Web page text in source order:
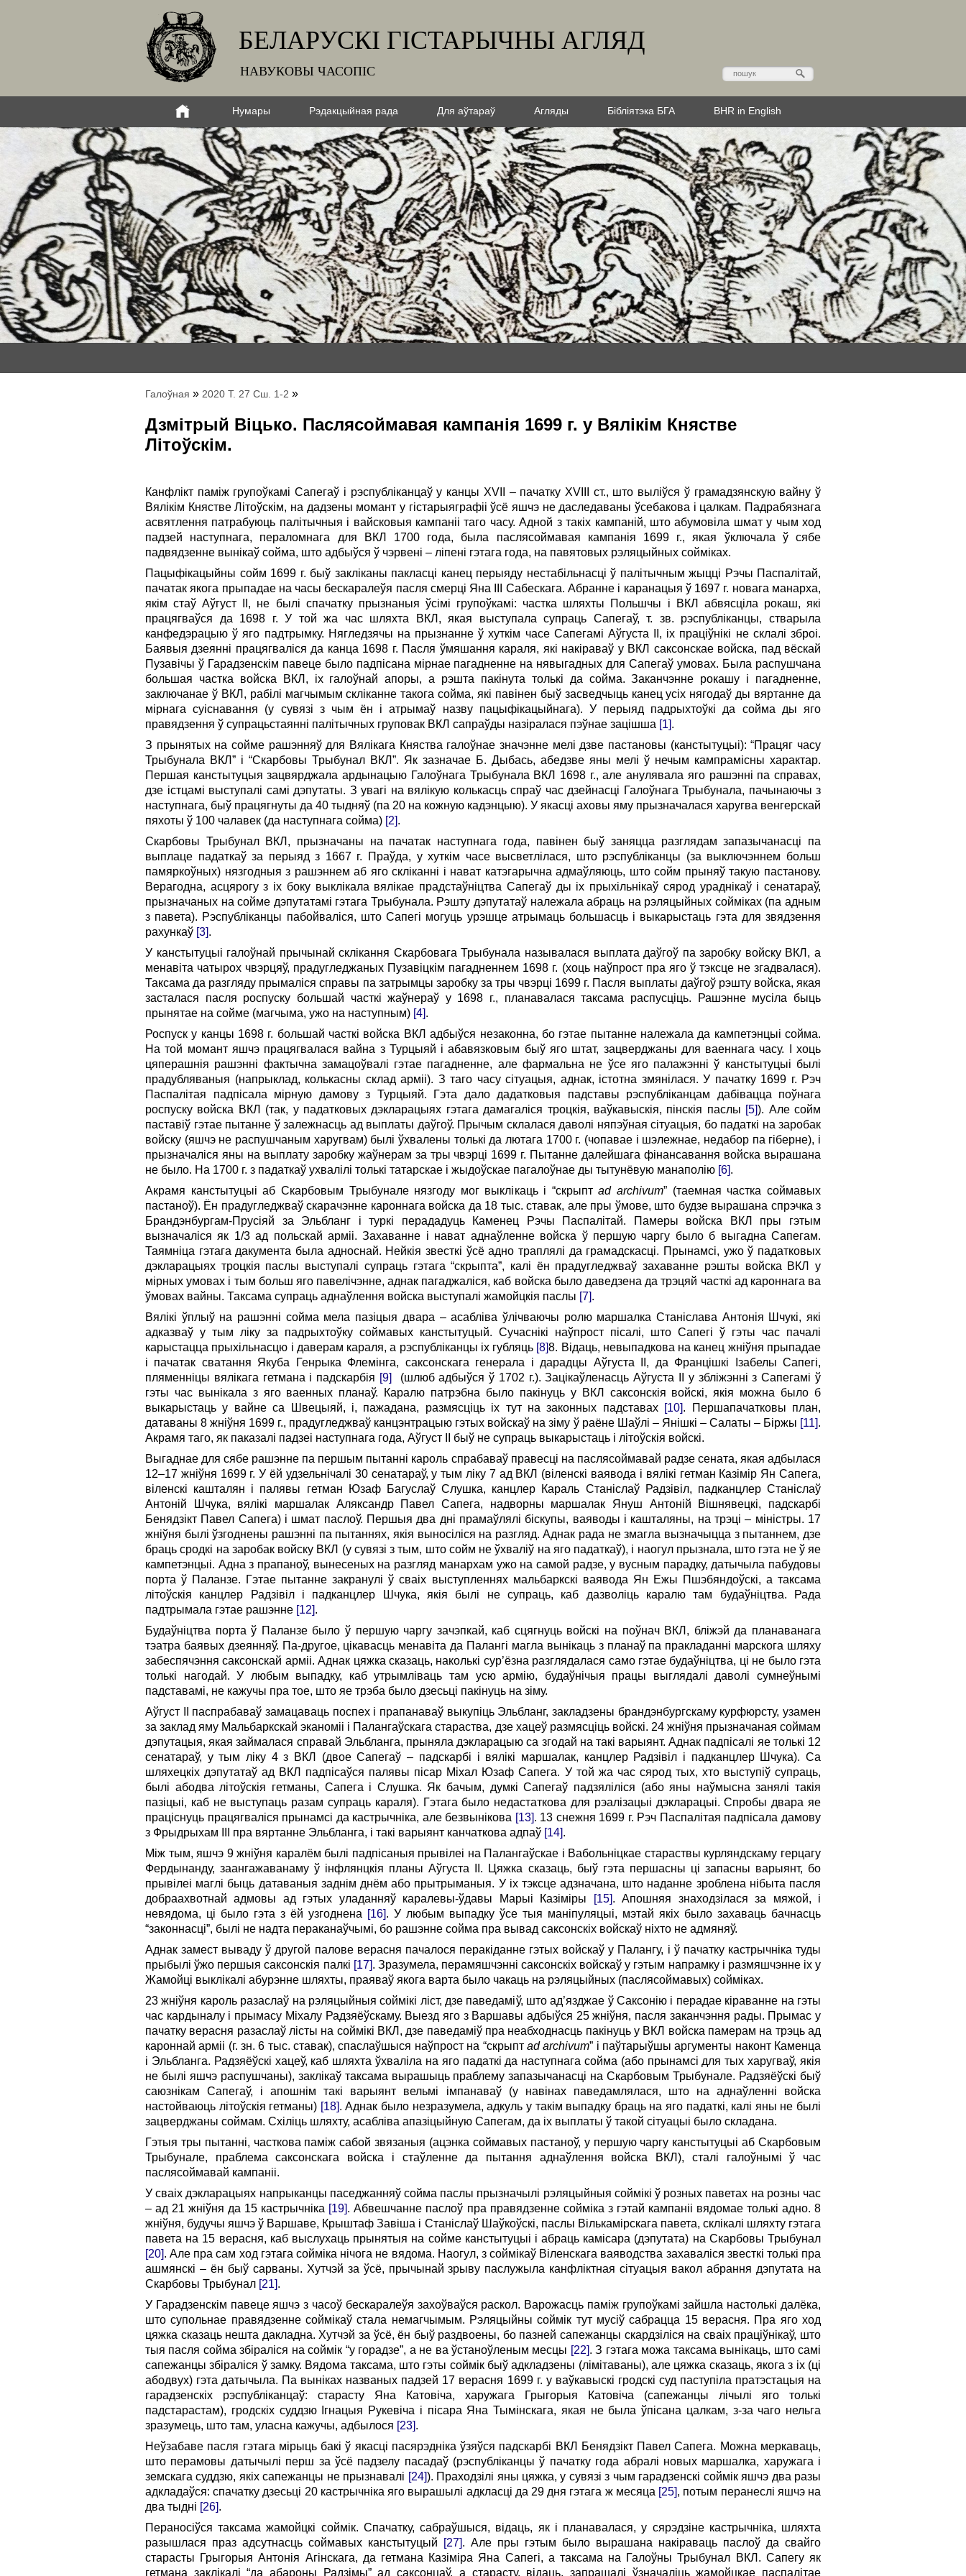
БЕЛАРУСКІ ГІСТАРЫЧНЫ АГЛЯД
НАВУКОВЫ ЧАСОПІС
Нумары Рэдакцыйная рада Для аўтараў Агляды Бібліятэка БГА BHR in English
Галоўная » 2020 Т. 27 Сш. 1-2 »
Дзмітрый Віцько. Паслясоймавая кампанія 1699 г. у Вялікім Княстве
Літоўскім.
Канфлікт паміж групоўкамі Сапегаў і рэспубліканцаў у канцы XVII – пачатку XVIII ст., што выліўся ў грамадзянскую вайну ў
Вялікім Княстве Літоўскім, на дадзены момант у гістарыяграфіі ўсё яшчэ не даследаваны ўсебакова і цалкам. Падрабязнага
асвятлення патрабуюць палітычныя і вайсковыя кампаніі таго часу. Адной з такіх кампаній, што абумовіла шмат у чым ход
падзей наступнага, пераломнага для ВКЛ 1700 года, была паслясоймавая кампанія 1699 г., якая ўключала ў сябе
падвядзенне вынікаў сойма, што адбыўся ў чэрвені – ліпені гэтага года, на павятовых рэляцыйных сойміках.
Пацыфікацыйны сойм 1699 г. быў закліканы пакласці канец перыяду нестабільнасці ў палітычным жыцці Рэчы Паспалітай,
пачатак якога прыпадае на часы бескаралеўя пасля смерці Яна ІІІ Сабескага. Абранне і каранацыя ў 1697 г. новага манарха,
якім стаў Аўгуст ІІ, не былі спачатку прызнаныя ўсімі групоўкамі: частка шляхты Польшчы і ВКЛ абвясціла рокаш, які
працягваўся да 1698 г. У той жа час шляхта ВКЛ, якая выступала супраць Сапегаў, т. зв. рэспубліканцы, стварыла
канфедэрацыю ў яго падтрымку. Нягледзячы на прызнанне ў хуткім часе Сапегамі Аўгуста ІІ, іх праціўнікі не склалі зброі.
Баявыя дзеянні працягваліся да канца 1698 г. Пасля ўмяшання караля, які накіраваў у ВКЛ саксонскае войска, пад вёскай
Пузавічы ў Гарадзенскім павеце было падпісана мірнае пагадненне на нявыгадных для Сапегаў умовах. Была распушчана
большая частка войска ВКЛ, іх галоўнай апоры, а рэшта пакінута толькі да сойма. Заканчэнне рокашу і пагадненне,
заключанае ў ВКЛ, рабілі магчымым скліканне такога сойма, які павінен быў засведчыць канец усіх нягодаў ды вяртанне да
мірнага суіснавання (у сувязі з чым ён і атрымаў назву пацыфікацыйнага). У перыяд падрыхтоўкі да сойма ды яго
правядзення ў супрацьстаянні палітычных груповак ВКЛ сапраўды назіралася пэўнае зацішша [1].
З прынятых на сойме рашэнняў для Вялікага Княства галоўнае значэнне мелі дзве пастановы (канстытуцыі): “Працяг часу
Трыбунала ВКЛ” і “Скарбовы Трыбунал ВКЛ”. Як зазначае Б. Дыбась, абедзве яны мелі ў нечым кампрамісны характар.
Першая канстытуцыя зацвярджала ардынацыю Галоўнага Трыбунала ВКЛ 1698 г., але анулявала яго рашэнні па справах,
дзе істцамі выступалі самі дэпутаты. З увагі на вялікую колькасць спраў час дзейнасці Галоўнага Трыбунала, пачынаючы з
наступнага, быў працягнуты да 40 тыдняў (па 20 на кожную кадэнцыю). У якасці аховы яму прызначалася харугва венгерскай
пяхоты ў 100 чалавек (да наступнага сойма) [2].
Скарбовы Трыбунал ВКЛ, прызначаны на пачатак наступнага года, павінен быў заняцца разглядам запазычанасці па
выплаце падаткаў за перыяд з 1667 г. Праўда, у хуткім часе высветлілася, што рэспубліканцы (за выключэннем больш
памяркоўных) нязгодныя з рашэннем аб яго скліканні і нават катэгарычна адмаўляюць, што сойм прыняў такую пастанову.
Верагодна, асцярогу з іх боку выклікала вялікае прадстаўніцтва Сапегаў ды іх прыхільнікаў сярод ураднікаў і сенатараў,
прызначаных на сойме дэпутатамі гэтага Трыбунала. Рэшту дэпутатаў належала абраць на рэляцыйных сойміках (па адным
з павета). Рэспубліканцы пабойваліся, што Сапегі могуць урэшце атрымаць большасць і выкарыстаць гэта для звядзення
рахункаў [3].
У канстытуцыі галоўнай прычынай склікання Скарбовага Трыбунала называлася выплата даўгоў па заробку войску ВКЛ, а
менавіта чатырох чвэрцяў, прадугледжаных Пузавіцкім пагадненнем 1698 г. (хоць наўпрост пра яго ў тэксце не згадвалася).
Таксама да разгляду прымаліся справы па затрымцы заробку за тры чвэрці 1699 г. Пасля выплаты даўгоў рэшту войска, якая
засталася пасля роспуску большай часткі жаўнераў у 1698 г., планавалася таксама распусціць. Рашэнне мусіла быць
прынятае на сойме (магчыма, ужо на наступным) [4].
Роспуск у канцы 1698 г. большай часткі войска ВКЛ адбыўся незаконна, бо гэтае пытанне належала да кампетэнцыі сойма.
На той момант яшчэ працягвалася вайна з Турцыяй і абавязковым быў яго штат, зацверджаны для ваеннага часу. І хоць
цяперашнія рашэнні фактычна замацоўвалі гэтае пагадненне, але фармальна не ўсе яго палажэнні ў канстытуцыі былі
прадубляваныя (напрыклад, колькасны склад арміі). З таго часу сітуацыя, аднак, істотна змянілася. У пачатку 1699 г. Рэч
Паспалітая падпісала мірную дамову з Турцыяй. Гэта дало дадатковыя падставы рэспубліканцам дабівацца поўнага
роспуску войска ВКЛ (так, у падатковых дэкларацыях гэтага дамагаліся троцкія, ваўкавыскія, пінскія паслы [5]). Але сойм
паставіў гэтае пытанне ў залежнасць ад выплаты даўгоў. Прычым склалася даволі няпэўная сітуацыя, бо падаткі на заробак
войску (яшчэ не распушчаным харугвам) былі ўхвалены толькі да лютага 1700 г. (чопавае і шэлежнае, недабор па гіберне), і
прызначаліся яны на выплату заробку жаўнерам за тры чвэрці 1699 г. Пытанне далейшага фінансавання войска вырашана
не было. На 1700 г. з падаткаў ухвалілі толькі татарскае і жыдоўскае пагалоўнае ды тытунёвую манаполію [6].
Акрамя канстытуцыі аб Скарбовым Трыбунале нязгоду мог выклікаць і “скрыптad archivum” (таемная частка соймавых
пастаноў). Ён прадугледжваў скарачэнне кароннага войска да 18 тыс. ставак, але пры ўмове, што будзе вырашана спрэчка з
Брандэнбургам-Прусіяй за Эльбланг і туркі перададуць Каменец Рэчы Паспалітай. Памеры войска ВКЛ пры гэтым
вызначаліся як 1/3 ад польскай арміі. Захаванне і нават аднаўленне войска ў першую чаргу было б выгадна Сапегам.
Таямніца гэтага дакумента была адноснай. Нейкія звесткі ўсё адно траплялі да грамадскасці. Прынамсі, ужо ў падатковых
дэкларацыях троцкія паслы выступалі супраць гэтага “скрыпта”, калі ён прадугледжваў захаванне рэшты войска ВКЛ у
мірных умовах і тым больш яго павелічэнне, аднак пагаджаліся, каб войска было даведзена да трэцяй часткі ад кароннага ва
ўмовах вайны. Таксама супраць аднаўлення войска выступалі жамойцкія паслы [7].
Вялікі ўплыў на рашэнні сойма мела пазіцыя двара – асабліва ўлічваючы ролю маршалка Станіслава Антонія Шчукі, які
адказваў у тым ліку за падрыхтоўку соймавых канстытуцый. Сучаснікі наўпрост пісалі, што Сапегі ў гэты час пачалі
карыстацца прыхільнасцю і даверам караля, а рэспубліканцы іх губляць [8]8. Відаць, невыпадкова на канец жніўня прыпадае
і пачатак сватання Якуба Генрыка Флемінга, саксонскага генерала і дарадцы Аўгуста ІІ, да Францішкі Ізабелы Сапегі,
пляменніцы вялікага гетмана і падскарбія [9]
(шлюб адбыўся ў 1702 г.). Зацікаўленасць Аўгуста ІІ у збліжэнні з Сапегамі ў
гэты час вынікала з яго ваенных планаў. Каралю патрэбна было пакінуць у ВКЛ саксонскія войскі, якія можна было б
выкарыстаць у вайне са Швецыяй, і, пажадана, размясціць іх тут на законных падставах [10]. Першапачатковы план,
датаваны 8 жніўня 1699 г., прадугледжваў канцэнтрацыю гэтых войскаў на зіму ў раёне Шаўлі – Янішкі – Салаты – Біржы [11].
Акрамя таго, як паказалі падзеі наступнага года, Аўгуст ІІ быў не супраць выкарыстаць і літоўскія войскі.
Выгаднае для сябе рашэнне па першым пытанні кароль спрабаваў правесці на паслясоймавай радзе сената, якая адбылася
12–17 жніўня 1699 г. У ёй удзельнічалі 30 сенатараў, у тым ліку 7 ад ВКЛ (віленскі ваявода і вялікі гетман Казімір Ян Сапега,
віленскі кашталян і палявы гетман Юзаф Багуслаў Слушка, канцлер Караль Станіслаў Радзівіл, падканцлер Станіслаў
Антоній Шчука, вялікі маршалак Аляксандр Павел Сапега, надворны маршалак Януш Антоній Вішнявецкі, падскарбі
Бенядзікт Павел Сапега) і шмат паслоў. Першыя два дні прамаўлялі біскупы, ваяводы і кашталяны, на трэці – міністры. 17
жніўня былі ўзгоднены рашэнні па пытаннях, якія выносіліся на разгляд. Аднак рада не змагла вызначыцца з пытаннем, дзе
браць сродкі на заробак войску ВКЛ (у сувязі з тым, што сойм не ўхваліў на яго падаткаў), і наогул прызнала, што гэта не ў яе
кампетэнцыі. Адна з прапаноў, вынесеных на разгляд манархам ужо на самой радзе, у вусным парадку, датычыла пабудовы
порта ў Паланзе. Гэтае пытанне закранулі ў сваіх выступленнях мальбаркскі ваявода Ян Ежы Пшэбяндоўскі, а таксама
літоўскія канцлер Радзівіл і падканцлер Шчука, якія былі не супраць, каб дазволіць каралю там будаўніцтва. Рада
падтрымала гэтае рашэнне [12].
Будаўніцтва порта ў Паланзе было ў першую чаргу зачэпкай, каб сцягнуць войскі на поўнач ВКЛ, бліжэй да планаванага
тэатра баявых дзеянняў. Па-другое, цікавасць менавіта да Палангі магла вынікаць з планаў па пракладанні марскога шляху
забеспячэння саксонскай арміі. Аднак цяжка сказаць, наколькі сур’ёзна разглядалася само гэтае будаўніцтва, ці не было гэта
толькі нагодай. У любым выпадку, каб утрымліваць там усю армію, будаўнічыя працы выглядалі даволі сумнеўнымі
падставамі, не кажучы пра тое, што яе трэба было дзесьці пакінуць на зіму.
Аўгуст ІІ паспрабаваў замацаваць поспех і прапанаваў выкупіць Эльбланг, закладзены брандэнбургскаму курфюрсту, узамен
за заклад яму Мальбаркскай эканоміі і Палангаўскага стараства, дзе хацеў размясціць войскі. 24 жніўня прызначаная соймам
дэпутацыя, якая займалася справай Эльбланга, прыняла дэкларацыю са згодай на такі варыянт. Аднак падпісалі яе толькі 12
сенатараў, у тым ліку 4 з ВКЛ (двое Сапегаў – падскарбі і вялікі маршалак, канцлер Радзівіл і падканцлер Шчука). Са
шляхецкіх дэпутатаў ад ВКЛ падпісаўся палявы пісар Міхал Юзаф Сапега. У той жа час сярод тых, хто выступіў супраць,
былі абодва літоўскія гетманы, Сапега і Слушка. Як бачым, думкі Сапегаў падзяліліся (або яны наўмысна занялі такія
пазіцыі, каб не выступаць разам супраць караля). Гэтага было недастаткова для рэалізацыі дэкларацыі. Спробы двара яе
праціснуць працягваліся прынамсі да кастрычніка, але безвынікова [13]. 13 снежня 1699 г. Рэч Паспалітая падпісала дамову
з Фрыдрыхам ІІІ пра вяртанне Эльбланга, і такі варыянт канчаткова адпаў [14].
Між тым, яшчэ 9 жніўня каралём былі падпісаныя прывілеі на Палангаўскае і Вабольніцкае стараствы курляндскаму герцагу
Фердынанду, заангажаванаму ў інфлянцкія планы Аўгуста ІІ. Цяжка сказаць, быў гэта першасны ці запасны варыянт, бо
прывілеі маглі быць датаваныя заднім днём або прытрыманыя. У іх тэксце адзначана, што наданне зроблена нібыта пасля
добраахвотнай адмовы ад гэтых уладанняў каралевы-ўдавы Марыі Казіміры
[15]. Апошняя знаходзілася за мяжой, і
невядома, ці было гэта з ёй узгоднена [16]. У любым выпадку ўсе тыя маніпуляцыі, мэтай якіх было захаваць бачнасць
“законнасці”, былі не надта пераканаўчымі, бо рашэнне сойма пра вывад саксонскіх войскаў ніхто не адмяняў.
Аднак замест вываду ў другой палове верасня пачалося перакіданне гэтых войскаў у Палангу, і ў пачатку кастрычніка туды
прыбылі ўжо першыя саксонскія палкі [17]. Зразумела, перамяшчэнні саксонскіх войскаў у гэтым напрамку і размяшчэнне іх у
Жамойці выклікалі абурэнне шляхты, праяваў якога варта было чакаць на рэляцыйных (паслясоймавых) сойміках.
23 жніўня кароль разаслаў на рэляцыйныя соймікі ліст, дзе паведаміў, што ад’язджае ў Саксонію і перадае кіраванне на гэты
час кардыналу і прымасу Міхалу Радзяёўскаму. Выезд яго з Варшавы адбыўся 25 жніўня, пасля заканчэння рады. Прымас у
пачатку верасня разаслаў лісты на соймікі ВКЛ, дзе паведаміў пра неабходнасць пакінуць у ВКЛ войска памерам на трэць ад
кароннай арміі (г. зн. 6 тыс. ставак), спаслаўшыся наўпрост на “скрыпт ad archivum” і паўтарыўшы аргументы наконт Каменца
і Эльбланга. Радзяёўскі хацеў, каб шляхта ўхваліла на яго падаткі да наступнага сойма (або прынамсі для тых харугваў, якія
не былі яшчэ распушчаны), заклікаў таксама вырашыць праблему запазычанасці на Скарбовым Трыбунале. Радзяёўскі быў
саюзнікам Сапегаў, і апошнім такі варыянт вельмі імпанаваў (у навінах паведамлялася, што на аднаўленні войска
настойваюць літоўскія гетманы) [18]. Аднак было незразумела, адкуль у такім выпадку браць на яго падаткі, калі яны не былі
зацверджаны соймам. Схіліць шляхту, асабліва апазіцыйную Сапегам, да іх выплаты ў такой сітуацыі было складана.
Гэтыя тры пытанні, часткова паміж сабой звязаныя (ацэнка соймавых пастаноў, у першую чаргу канстытуцыі аб Скарбовым
Трыбунале, праблема саксонскага войска і стаўленне да пытання аднаўлення войска ВКЛ), сталі галоўнымі ў час
паслясоймавай кампаніі.
У сваіх дэкларацыях напрыканцы паседжанняў сойма паслы прызначылі рэляцыйныя соймікі ў розных паветах на розны час
– ад 21 жніўня да 15 кастрычніка [19]. Абвешчанне паслоў пра правядзенне сойміка з гэтай кампаніі вядомае толькі адно. 8
жніўня, будучы яшчэ ў Варшаве, Крыштаф Завіша і Станіслаў Шаўкоўскі, паслы Вількамірскага павета, склікалі шляхту гэтага
павета на 15 верасня, каб выслухаць прынятыя на сойме канстытуцыі і абраць камісара (дэпутата) на Скарбовы Трыбунал
[20]. Але пра сам ход гэтага сойміка нічога не вядома. Наогул, з соймікаў Віленскага ваяводства захаваліся звесткі толькі пра
ашмянскі – ён быў сарваны. Хутчэй за ўсё, прычынай зрыву паслужыла канфліктная сітуацыя вакол абрання дэпутата на
Скарбовы Трыбунал [21].
У Гарадзенскім павеце яшчэ з часоў бескаралеўя захоўваўся раскол. Варожасць паміж групоўкамі зайшла настолькі далёка,
што супольнае правядзенне соймікаў стала немагчымым. Рэляцыйны соймік тут мусіў сабрацца 15 верасня. Пра яго ход
цяжка сказаць нешта дакладна. Хутчэй за ўсё, ён быў раздвоены, бо пазней сапежанцы скардзіліся на сваіх праціўнікаў, што
тыя пасля сойма збіраліся на соймік “у горадзе”, а не ва ўстаноўленым месцы [22]. З гэтага можа таксама вынікаць, што самі
сапежанцы збіраліся ў замку. Вядома таксама, што гэты соймік быў адкладзены (лімітаваны), але цяжка сказаць, якога з іх (ці
абодвух) гэта датычыла. Па выніках названых падзей 17 верасня 1699 г. у ваўкавыскі гродскі суд паступіла пратэстацыя на
гарадзенскіх рэспубліканцаў: старасту Яна Катовіча, харужага Грыгорыя Катовіча (сапежанцы лічылі яго толькі
падстарастам), гродскіх суддзю Ігнацыя Рукевіча і пісара Яна Тымінскага, якая не была ўпісана цалкам, з-за чаго нельга
зразумець, што там, уласна кажучы, адбылося [23].
Неўзабаве пасля гэтага мірыць бакі ў якасці пасярэдніка ўзяўся падскарбі ВКЛ Бенядзікт Павел Сапега. Можна меркаваць,
што перамовы датычылі перш за ўсё падзелу пасадаў (рэспубліканцы ў пачатку года абралі новых маршалка, харужага і
земскага суддзю, якіх сапежанцы не прызнавалі [24]). Праходзілі яны цяжка, у сувязі з чым гарадзенскі соймік яшчэ два разы
адкладаўся: спачатку дзесьці 20 кастрычніка яго вырашылі адкласці да 29 дня гэтага ж месяца [25], потым перанеслі яшчэ на
два тыдні [26].
Пераносіўся таксама жамойцкі соймік. Спачатку, сабраўшыся, відаць, як і планавалася, у сярэдзіне кастрычніка, шляхта
разышлася праз адсутнасць соймавых канстытуцый
[27]. Але пры гэтым было вырашана накіраваць паслоў да свайго
старасты Грыгорыя Антонія Агінскага, да гетмана Казіміра Яна Сапегі, а таксама на Галоўны Трыбунал ВКЛ. Сапегу як
гетмана заклікалі “да абароны Радзімы” ад саксонцаў, а старасту, відаць, запрашалі ўзначаліць жамойцкае паспалітае